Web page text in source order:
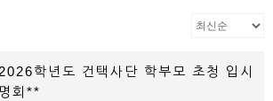
학년도 건택사단 학부모 초청 입시
회**